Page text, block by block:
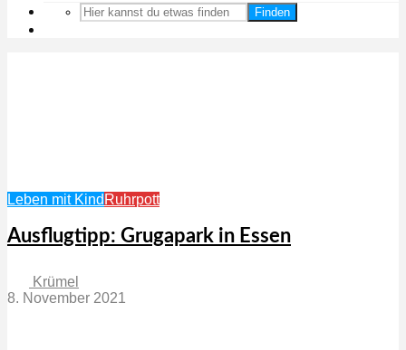
Finden
Leben mit Kind Ruhrpott
Ausflugtipp: Grugapark in Essen
Krümel
8. November 2021